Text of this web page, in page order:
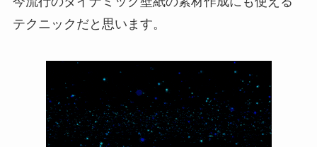
テクニックだと思います。